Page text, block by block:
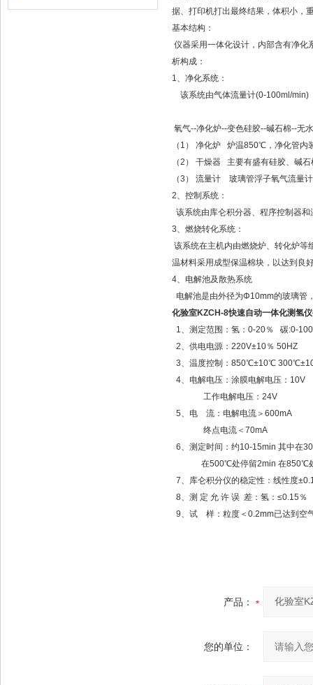
据、打印机打出最终结果，体积小，
基本结构：
仪器采用一体化设计，内部含有净化
析构成：
1、净化系统：
该系统由气体流量计(0-100ml/min)
氧气--净化炉--变色硅胶--碱石棉--无
（1） 净化炉 炉温850℃，净化管内
（2） 干燥器 主要有盛有硅胶、碱
（3） 流量计 玻璃管浮子氧气流量
2、控制系统：
该系统由库仑积分器、程序控制器
3、燃烧转化系统：
该系统在主机内由燃烧炉、转化炉等
温材料采用成型保温棉块，以达到良
4、电解池及散热系统
电解池是由外径为Φ10mm的玻璃管
化验室KZCH-8快速自动一体化测氢仪
1、测定范围：氢：0-20％ 碳:0-
2、供电电源：220V±10％ 50HZ
3、温度控制：850℃±10℃
4、电解电压：涂膜电解电压：10V
工作电解电压：24V
5、电 流：电解电流＞600mA
终点电流＜70mA
6、测定时间：约10-15min 其中在
在500℃处停留2min 在850℃处
7、库仑积分仪的稳定性：线性度
8、测 定 允 许 误 差：氢：≤0.15％
9、试 样：粒度＜0.2mm已达到空
产品：
您的单位：